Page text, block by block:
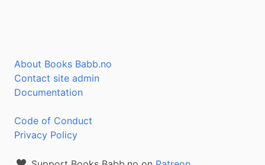
About Books Babb.no
Contact site admin
Documentation
Code of Conduct
Privacy Policy